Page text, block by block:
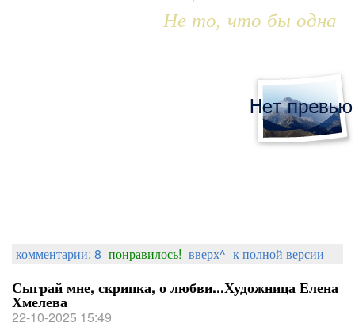
Не то, что бы одна
комментарии: 8 понравилось! вверх^ к полной версии
Сыграй мне, скрипка, о любви...Художница Елена
Хмелева
22-10-2025 15:49